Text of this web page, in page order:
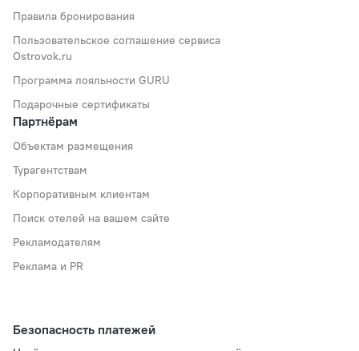
Правила бронирования
Пользовательское соглашение сервиса
Ostrovok.ru
Программа лояльности GURU
Подарочные сертификаты
Партнёрам
Объектам размещения
Турагентствам
Корпоративным клиентам
Поиск отелей на вашем сайте
Рекламодателям
Реклама и PR
Безопасность платежей